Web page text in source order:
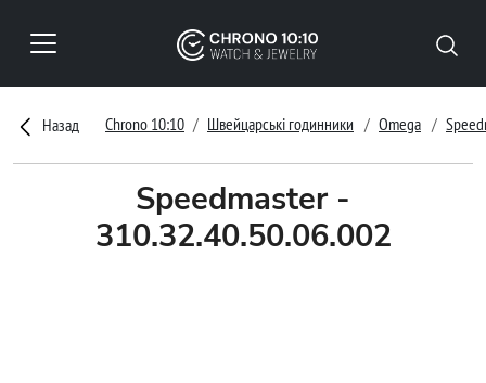
Назад Chrono 10:10 Швейцарські годинники Omega
Speedmaster -
310.32.40.50.06.002